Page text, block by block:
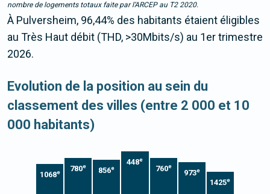
nombre de logements totaux faite par l’ARCEP au T2 2020.
À Pulversheim, 96,44% des habitants étaient éligibles
au Très Haut débit (THD, >30Mbits/s) au 1er trimestre
2026.
Evolution de la position au sein du
classement des villes (entre 2 000 et 10
000 habitants)
1068e 780e 856e
448e
760e
973e
1425e